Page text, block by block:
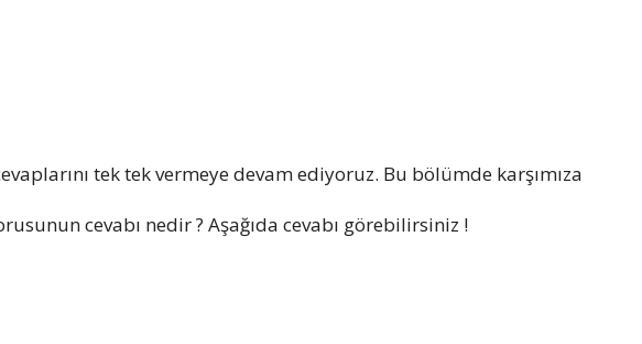
tek tek vermeye devam ediyoruz. Bu bölümde karşımıza
cevabı nedir ? Aşağıda cevabı görebilirsiniz !